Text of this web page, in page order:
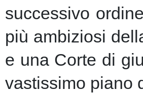
successivo
più ambiziosi
e una Corte di
vastissimo piano